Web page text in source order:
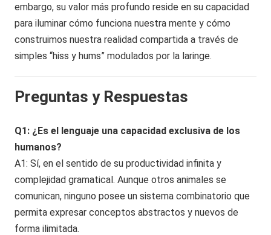
embargo, su valor más profundo reside en su capacidad
para iluminar cómo funciona nuestra mente y cómo
construimos nuestra realidad compartida a través de
simples “hiss y hums” modulados por la laringe.
Preguntas y Respuestas
Q1: ¿Es el lenguaje una capacidad exclusiva de los
humanos?
A1: Sí, en el sentido de su productividad infinita y
complejidad gramatical. Aunque otros animales se
comunican, ninguno posee un sistema combinatorio que
permita expresar conceptos abstractos y nuevos de
forma ilimitada.